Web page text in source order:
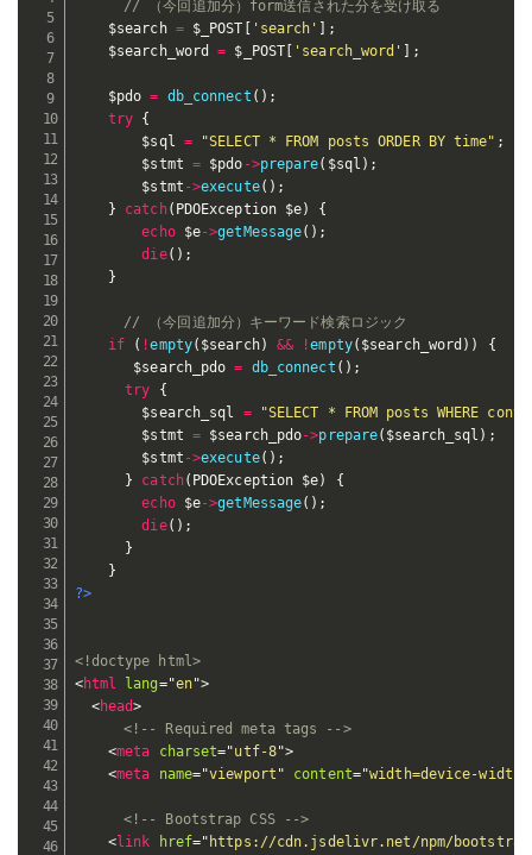
// （今回追加分）form送信された分を受け取る
$search = $_POST [ 'search' ] ;
$search_word
= $_POST [ 'search_word' ] ;
$pdo = db_connect ( ) ;
try {
$sql = "SELECT * FROM posts ORDER BY time" ;
$stmt = $pdo ->prepare( $sql ) ;
$stmt ->execute( ) ;
}
catch( PDOException $e)
{
echo $e->getMessage( ) ;
die( ) ;
}
// （今回追加分）キーワード検索ロジック
if
( !empty( $search) && !empty( $search_word ) )
{
$search_pdo = db_connect ( ) ;
try
{
$search_sql
=
"SELECT * FROM posts WHERE
$stmt = $search_pdo->prepare( $search_sql ) ;
$stmt ->execute( ) ;
}
catch( PDOException $e)
{
echo $e->getMessage( ) ;
die( ) ;
}
}
?>
<!doctype html>
<html lang="en">
<head>
<!-- Required meta tags -->
<meta charset="utf-8">
<meta name="viewport " content="width=device-
<!-- Bootstrap CSS -->
<link href=" https://cdn.jsdelivr.net/npm/